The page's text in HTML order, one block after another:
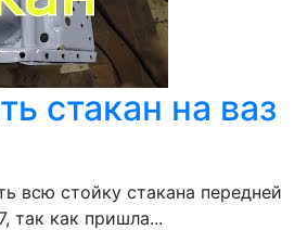
стакан на ваз
всю стойку стакана передней
так как пришла...